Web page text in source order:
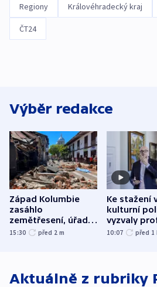
Regiony Královéhradecký kraj
ČT24
Výběr redakce
Západ Kolumbie
zasáhlo
zemětřesení, úřady
hlásí přes sto obětí
15:30 před 2 m
Ke stažení
kulturní
vyzvaly
organizace,
10:07 před 1
Aktuálně z rubriky